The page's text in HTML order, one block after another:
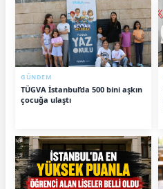
GÜNDEM
TÜGVA İstanbul’da 500 bini aşkın
çocuğa ulaştı